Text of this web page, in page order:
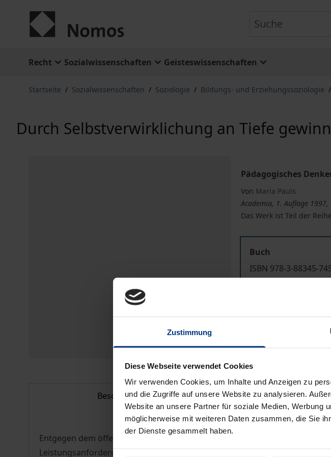
Zustimmung
Diese Webseite verwendet Cookies
Wir verwenden Cookies, um Inhalte und Anzeigen zu
und die Zugriffe auf unsere Website zu analysieren.
Website an unsere Partner für soziale Medien, Werbung
möglicherweise mit weiteren Daten zusammen, die Sie
der Dienste gesammelt haben.
Recht Sozialwissenschaften Geisteswissenschaften
Startseite / Sozialwissenschaften / Soziologie / Bildungs- und Erziehungssoziologie /
Durch Selbstverwirklichung an Tiefe
Pädagogisches
Von Maria Pauls
Academia, 1. Auflage 1997,
Das Werk ist Teil der
Buch
ISBN 978-3-88345-
In den
Hinweise zu Versandkosten
Beschreibung
Entgegen dem öffentlichen Kurswert wird hier Selbstverwirklichung als
Leistungsanforderungen einerseits und der Erfolgslosigkeit andererseits